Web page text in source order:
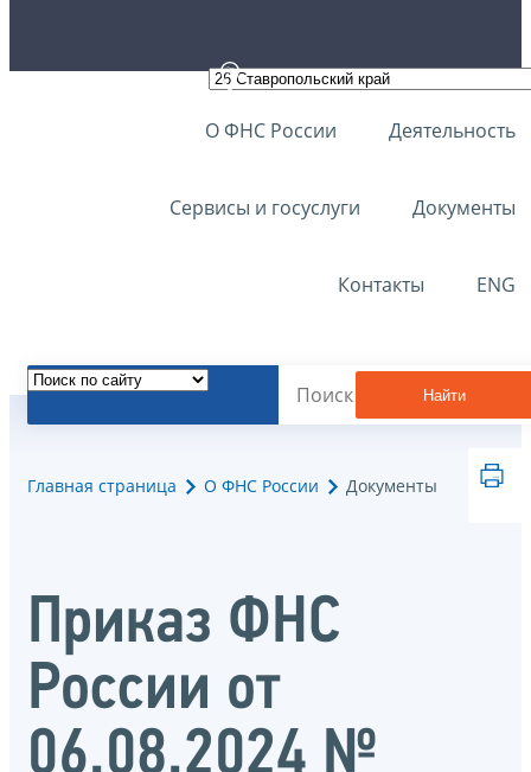
О ФНС России Деятельность
Сервисы и госуслуги Документы
Контакты ENG
Найти
Главная страница О ФНС России Документы
Приказ ФНС
России от
06.08.2024 №